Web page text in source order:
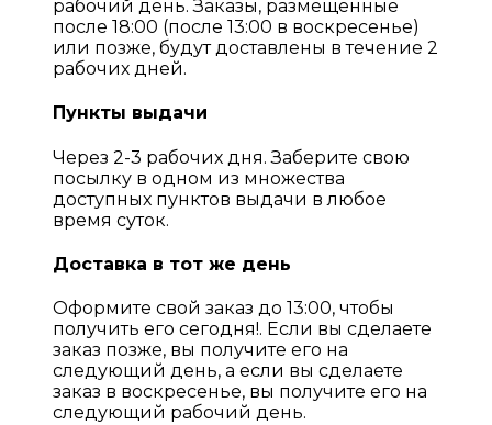
рабочий день. Заказы, размещенные
после 18:00 (после 13:00 в воскресенье)
или позже, будут доставлены в течение 2
рабочих дней.
Пункты выдачи
Через 2-3 рабочих дня. Заберите свою
посылку в одном из множества
доступных пунктов выдачи в любое
время суток.
Доставка в тот же день
Оформите свой заказ до 13:00, чтобы
получить его сегодня!. Если вы сделаете
заказ позже, вы получите его на
следующий день, а если вы сделаете
заказ в воскресенье, вы получите его на
следующий рабочий день.